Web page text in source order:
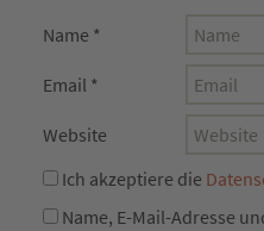
Name *
Email *
Website
Ich akzeptiere die
Name, E-Mail-Adresse